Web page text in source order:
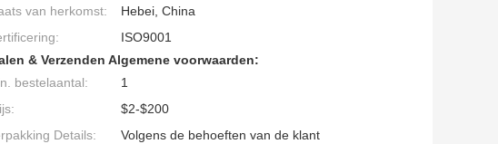
van herkomst:
Hebei, China
ISO9001
& Verzenden Algemene voorwaarden:
bestelaantal:
1
$2-$200
Details:
Volgens de behoeften van de klant